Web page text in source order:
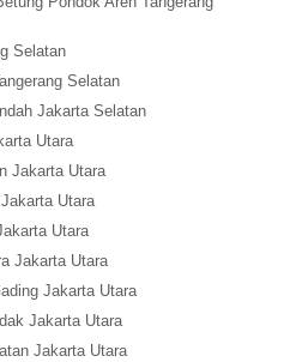
Selatan
Selatan
Jakarta Selatan
Utara
Jakarta Utara
Utara
Utara
Jakarta Utara
Jakarta Utara
Jakarta Utara
Jakarta Utara